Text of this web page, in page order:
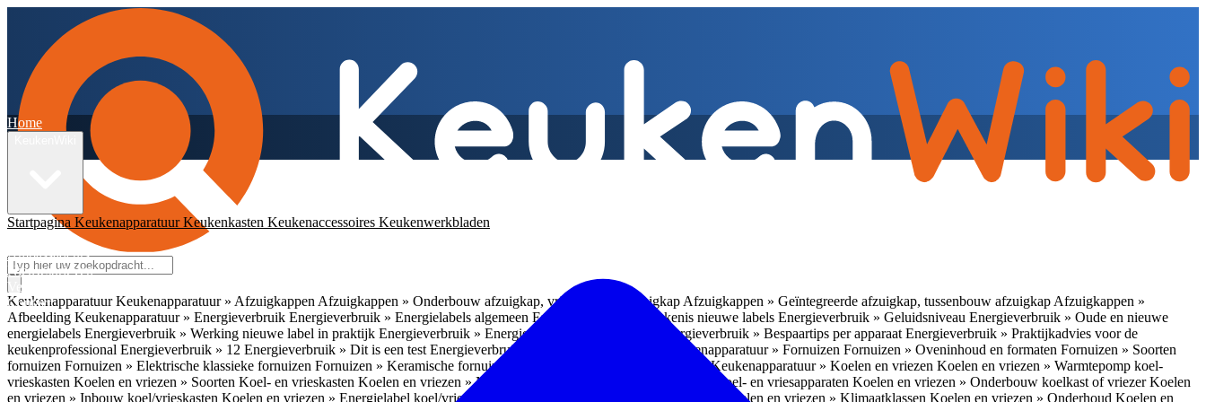
KeukenapparatuurKeukenapparatuur » Afzuigkappen Afzuigkappen » Onderbouw afzuigkap, vrijhangende afzuigkap Afzuigkappen » Geïntegreerde afzuigkap, tussenbouw afzuigkap Afzuigkappen »
Afbeelding Keukenapparatuur » Energieverbruik Energieverbruik » Energielabels algemeen Energieverbruik » Betekenis nieuwe labels Energieverbruik » Geluidsniveau Energieverbruik » Oude en nieuwe
energielabels Energieverbruik » Werking nieuwe label in praktijk Energieverbruik » Energieverbruik in de praktijk Energieverbruik » Bespaartips per apparaat Energieverbruik » Praktijkadvies voor de
keukenprofessional Energieverbruik » 12 Energieverbruik » Dit is een test Energieverbruik » 1 Keukenapparatuur » Fornuizen Fornuizen » Oveninhoud en formaten Fornuizen » Soorten
fornuizen Fornuizen » Elektrische klassieke fornuizen Fornuizen » Keramische fornuizen Keukenapparatuur » InbouwladesKeukenapparatuur » Koelen en vriezen Koelen en vriezen » Warmtepomp koel-
vrieskasten Koelen en vriezen » Soorten Koel- en vrieskasten Koelen en vriezen » Nismaten Koelen en vriezen » Vrijstaande koel- en vriesapparaten Koelen en vriezen » Onderbouw koelkast of vriezerKoelen
en vriezen » Inbouw koel/vrieskasten Koelen en vriezen » Energielabel koel/vrieskasten Koelen en vriezen » Klimaatklassen Koelen en vriezen » Onderhoud Koelen en
Home
Startpagina KeukenapparatuurKeukenkasten Keukenaccessoires Keukenwerkbladen
Ambassadeurs
Nieuwsbrieven
Veelgestelde vragen
Contact